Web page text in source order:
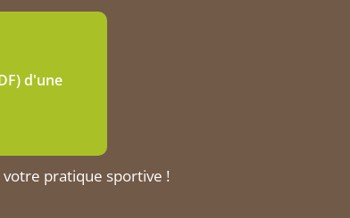
d'une
pratique sportive !